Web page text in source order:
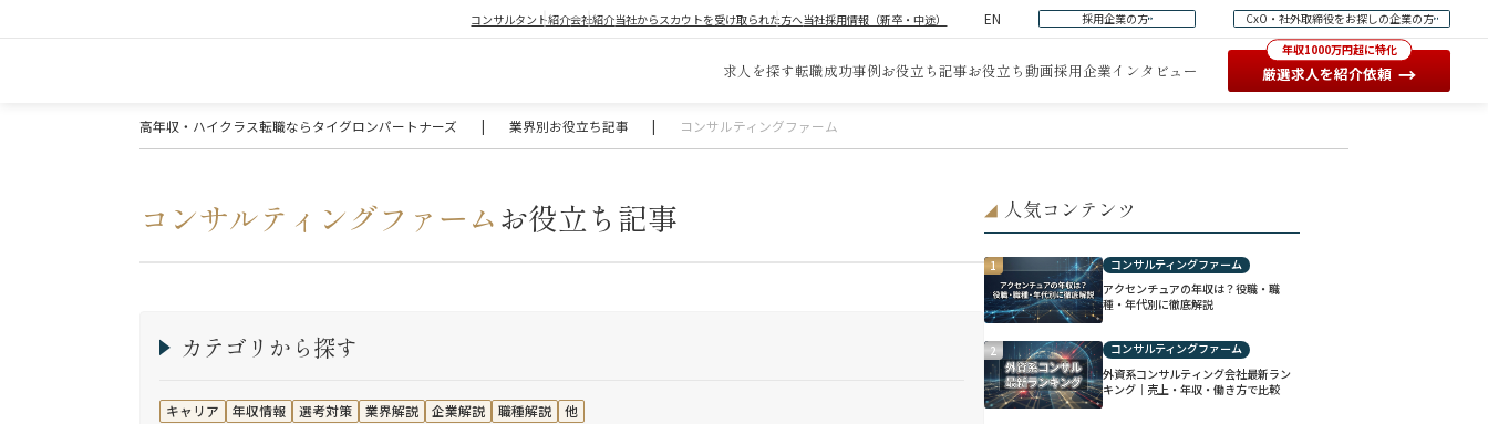
コンサルタント紹介会社紹介当社からスカウトを受け取られた方へ当社採用情報（新卒・中途） EN 採用企業の方 CxO・社外取締役をお探しの企業の方
求人を探す転職成功事例お役立ち記事お役立ち動画採用企業インタビュー
年収1000万円超に特化
厳選求人を紹介依頼 →
高年収・ハイクラス転職ならタイグロンパートナーズ | 業界別お役立ち記事 | コンサルティングファーム
コンサルティングファームお役立ち記事
カテゴリから探す
キャリア 年収情報 選考対策 業界解説 企業解説 職種解説 他
◢ 人気コンテンツ
1
コンサルティングファーム
アクセンチュアの年収は？役職・職
種・年代別に徹底解説
2
コンサルティングファーム
外資系コンサルティング会社最新ラン
キング｜売上・年収・働き方で比較